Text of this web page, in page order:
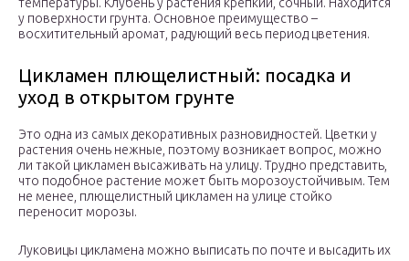
у поверхности грунта. Основное преимущество –
восхитительный аромат, радующий весь период цветения.
Цикламен плющелистный: посадка и
уход в открытом грунте
Это одна из самых декоративных разновидностей. Цветки у
растения очень нежные, поэтому возникает вопрос, можно
ли такой цикламен высаживать на улицу. Трудно представить,
что подобное растение может быть морозоустойчивым. Тем
не менее, плющелистный цикламен на улице стойко
переносит морозы.
Луковицы цикламена можно выписать по почте и высадить их